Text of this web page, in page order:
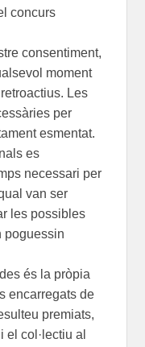
concurs
consentiment,
moment
Les
per
esmentat.
es
necessari per
van ser
les possibles
poguessin
és la pròpia
encarregats de
premiats,
el col·lectiu al